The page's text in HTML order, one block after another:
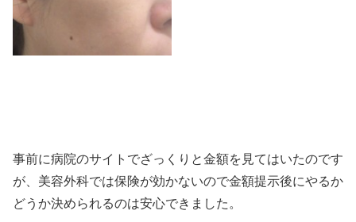
事前に病院のサイトでざっくりと金額を見てはいたのです
が、美容外科では保険が効かないので金額提示後にやるか
どうか決められるのは安心できました。